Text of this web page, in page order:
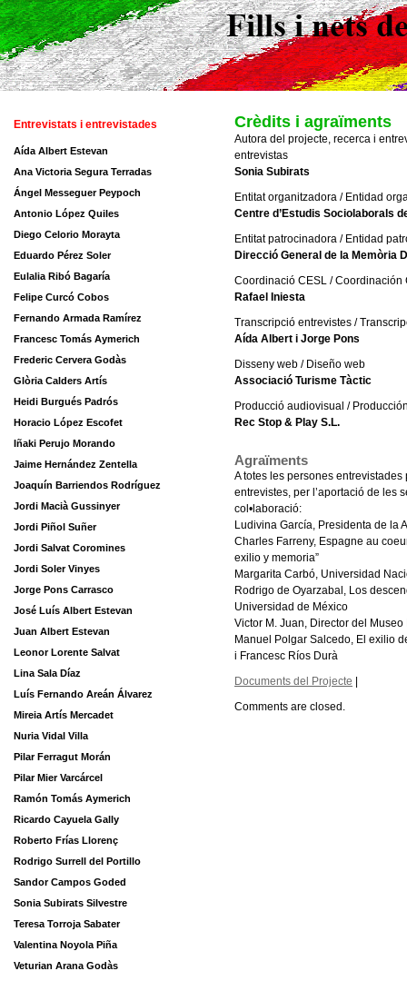
Entrevistats i entrevistades
Aída Albert Estevan
Ana Victoria Segura Terradas
Ángel Messeguer Peypoch
Antonio López Quiles
Diego Celorio Morayta
Eduardo Pérez Soler
Eulalia Ribó Bagaría
Felipe Curcó Cobos
Fernando Armada Ramírez
Francesc Tomás Aymerich
Frederic Cervera Godàs
Glòria Calders Artís
Heidi Burgués Padrós
Horacio López Escofet
Iñaki Perujo Morando
Jaime Hernández Zentella
Joaquín Barriendos Rodríguez
Jordi Macià Gussinyer
Jordi Piñol Suñer
Jordi Salvat Coromines
Jordi Soler Vinyes
Jorge Pons Carrasco
José Luís Albert Estevan
Juan Albert Estevan
Leonor Lorente Salvat
Lina Sala Díaz
Luís Fernando Areán Álvarez
Mireia Artís Mercadet
Nuria Vidal Villa
Pilar Ferragut Morán
Pilar Mier Varcárcel
Ramón Tomás Aymerich
Ricardo Cayuela Gally
Roberto Frías Llorenç
Rodrigo Surrell del Portillo
Sandor Campos Goded
Sonia Subirats Silvestre
Teresa Torroja Sabater
Valentina Noyola Piña
Veturian Arana Godàs
Crèdits i agraïments
Autora del projecte, recerca i
entrevistas
Sonia Subirats
Entitat organitzadora / Entidad
Centre d’Estudis Sociolaborals
Entitat patrocinadora / Entidad
Direcció General de la Memòria
Coordinació CESL / Coordinación
Rafael Iniesta
Transcripció entrevistes /
Aída Albert i Jorge Pons
Disseny web / Diseño web
Associació Turisme Tàctic
Producció audiovisual /
Rec Stop & Play S.L.
Agraïments
A totes les persones
entrevistes, per l’aportació de les
col•laboració:
Ludivina García, Presidenta de la
Charles Farreny, Espagne au
exilio y memoria”
Margarita Carbó, Universidad
Rodrigo de Oyarzabal, Los
Universidad de México
Victor M. Juan, Director del
Manuel Polgar Salcedo, El exilio
i Francesc Ríos Durà
Documents del Projecte
Comments are closed.